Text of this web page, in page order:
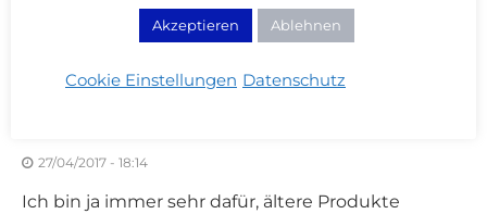
33 KOMMENTARE
27/04/2017 - 18:14
Ich bin ja immer sehr dafür, ältere Produkte
Akzeptieren Ablehnen
Cookie Einstellungen Datenschutz